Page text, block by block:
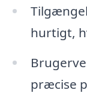
hurtigt,
præcise